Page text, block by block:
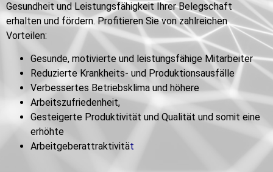
Gesundheit und Leistungsfähigkeit Ihrer Belegschaft
erhalten und fördern. Profitieren Sie von zahlreichen
Vorteilen:
Gesunde, motivierte und leistungsfähige Mitarbeiter
Reduzierte Krankheits- und Produktionsausfälle
Verbessertes Betriebsklima und höhere
Arbeitszufriedenheit,
Gesteigerte Produktivität und Qualität und somit eine
erhöhte
Arbeitgeberattraktivität